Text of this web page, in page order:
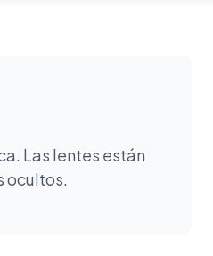
Las lentes están
ocultos.